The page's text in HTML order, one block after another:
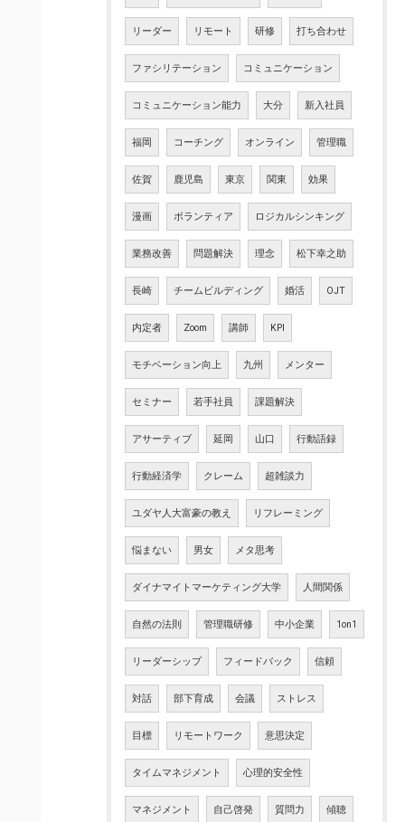
リーダー リモート 研修 打ち合わせ
ファシリテーション コミュニケーション
コミュニケーション能力 大分 新入社員
福岡 コーチング オンライン 管理職
佐賀 鹿児島 東京 関東 効果
漫画 ボランティア ロジカルシンキング
業務改善 問題解決 理念 松下幸之助
長崎 チームビルディング 婚活 OJT
内定者 Zoom 講師 KPI
モチベーション向上 九州 メンター
セミナー 若手社員 課題解決
アサーティブ 延岡 山口 行動語録
行動経済学 クレーム 超雑談力
ユダヤ人大富豪の教え リフレーミング
悩まない 男女 メタ思考
ダイナマイトマーケティング大学 人間関係
自然の法則 管理職研修 中小企業 1on1
リーダーシップ フィードバック 信頼
対話 部下育成 会議 ストレス
目標 リモートワーク 意思決定
タイムマネジメント 心理的安全性
マネジメント 自己啓発 質問力 傾聴